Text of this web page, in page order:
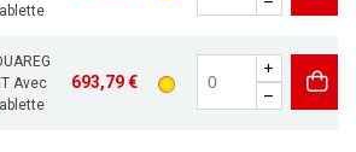
Avec
693,79 €